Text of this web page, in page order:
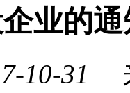
业的通
10-31